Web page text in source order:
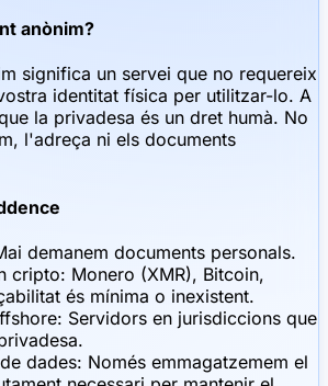
anònim?
significa un servei que no requereix
identitat física per utilitzar-lo. A
la privadesa és un dret humà. No
l'adreça ni els documents
demanem documents personals.
cripto: Monero (XMR), Bitcoin,
és mínima o inexistent.
Servidors en jurisdiccions que
dades: Només emmagatzemem el